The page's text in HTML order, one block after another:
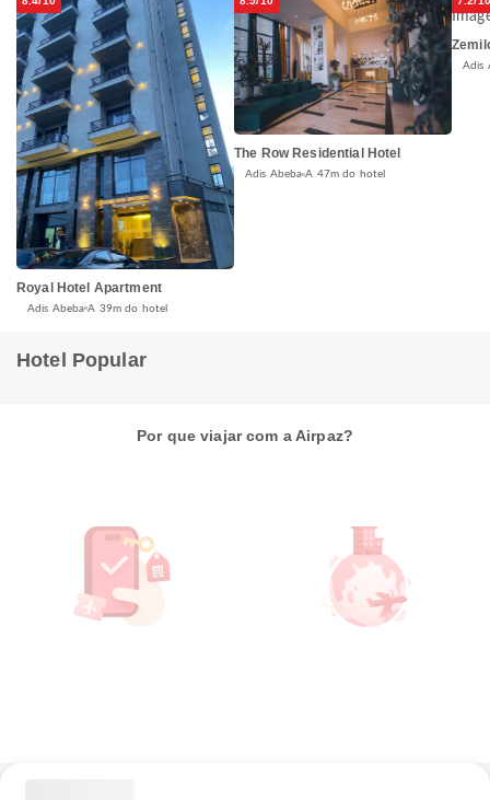
Royal Hotel Apartment
Adis Abeba A 39m do hotel
The Row Residential Hotel
Adis Abeba A 47m do hotel
Adis
Hotel Popular
Por que viajar com a Airpaz?